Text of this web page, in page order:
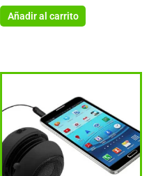
Añadir al carrito